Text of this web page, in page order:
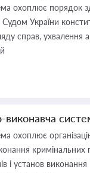
охоплює порядок
України
справ, ухвалення
виконавча
охоплює
кримінальних
і установ